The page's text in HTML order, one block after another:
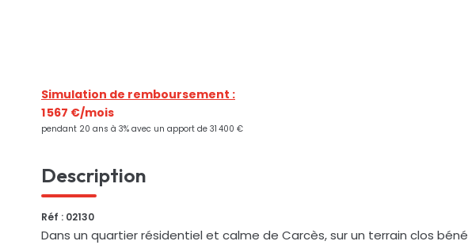
Simulation de remboursement :
1 567 €/mois
pendant 20 ans à 3% avec un apport de 31 400 €
Description
Réf : 02130
Dans un quartier résidentiel et calme de Carcès, sur un terrain clos